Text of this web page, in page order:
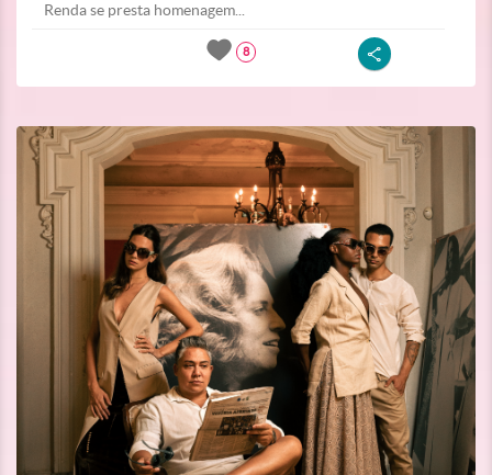
Renda se presta homenagem...
8